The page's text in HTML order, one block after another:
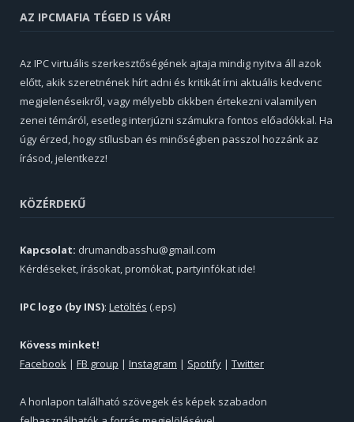
AZ IPCMAFIA TÉGED IS VÁR!
Az IPC virtuális szerkesztőségének ajtaja mindig nyitva áll azok
előtt, akik szeretnének hírt adni és kritikát írni aktuális kedvenc
megjelenéseikről, vagy mélyebb cikkben értekezni valamilyen
zenei témáról, esetleg interjúzni számukra fontos előadókkal. Ha
úgy érzed, hogy stílusban és minőségben passzol hozzánk az
írásod, jelentkezz!
KÖZÉRDEKŰ
Kapcsolat: drumandbasshu@gmail.com
Kérdéseket, írásokat, promókat, partyinfókat ide!
IPC logo (by INS): Letöltés (.eps)
Kövess minket!
Facebook | FB group | Instagram | Spotify | Twitter
A honlapon található szövegek és képek szabadon